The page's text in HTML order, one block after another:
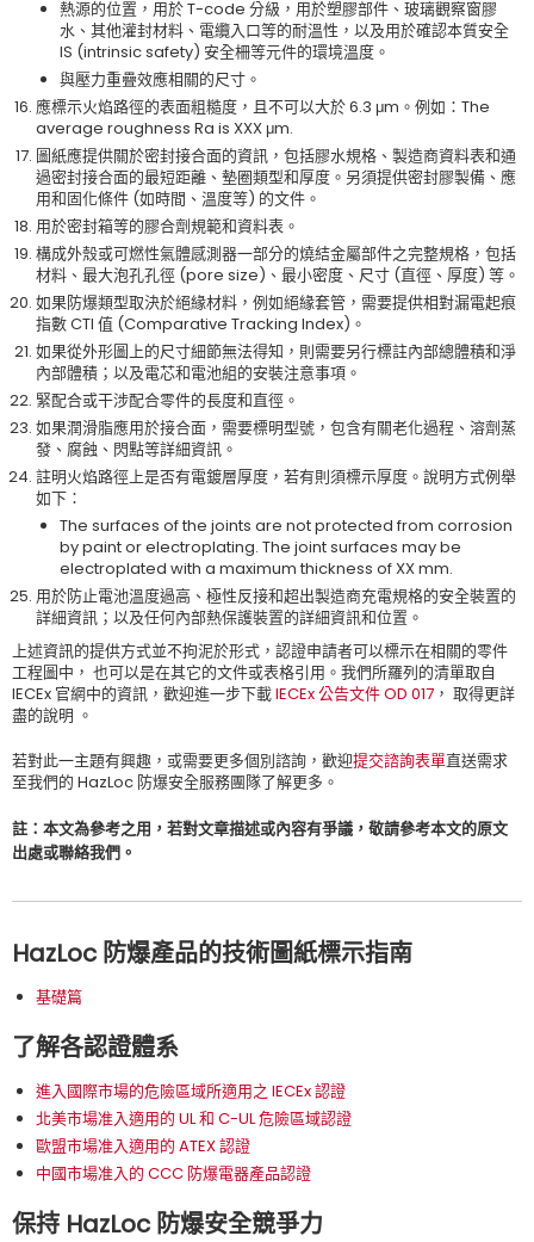
熱源的位置，用於 T-code 分級，用於塑膠部件、玻璃觀察窗膠
水、其他灌封材料、電纜入口等的耐溫性，以及用於確認本質安全
IS (intrinsic safety) 安全柵等元件的環境溫度。
與壓力重疊效應相關的尺寸。
應標示火焰路徑的表面粗糙度，且不可以大於 6.3 μm。例如：The
average roughness Ra is XXX μm.
圖紙應提供關於密封接合面的資訊，包括膠水規格、製造商資料表和通
過密封接合面的最短距離、墊圈類型和厚度。另須提供密封膠製備、應
用和固化條件 (如時間、溫度等) 的文件。
用於密封箱等的膠合劑規範和資料表。
構成外殼或可燃性氣體感測器一部分的燒結金屬部件之完整規格，包括
材料、最大泡孔孔徑 (pore size)、最小密度、尺寸 (直徑、厚度) 等。
如果防爆類型取決於絕緣材料，例如絕緣套管，需要提供相對漏電起痕
指數 CTI 值 (Comparative Tracking Index)。
如果從外形圖上的尺寸細節無法得知，則需要另行標註內部總體積和淨
內部體積；以及電芯和電池組的安裝注意事項。
緊配合或干涉配合零件的長度和直徑。
如果潤滑脂應用於接合面，需要標明型號，包含有關老化過程、溶劑蒸
發、腐蝕、閃點等詳細資訊。
註明火焰路徑上是否有電鍍層厚度，若有則須標示厚度。說明方式例舉
如下：
The surfaces of the joints are not protected from corrosion
by paint or electroplating. The joint surfaces may be
electroplated with a maximum thickness of XX mm.
用於防止電池溫度過高、極性反接和超出製造商充電規格的安全裝置的
詳細資訊；以及任何內部熱保護裝置的詳細資訊和位置。
上述資訊的提供方式並不拘泥於形式，認證申請者可以標示在相關的零件
工程圖中， 也可以是在其它的文件或表格引用。我們所羅列的清單取自
IECEx 官網中的資訊，歡迎進一步下載IECEx 公告文件 OD 017 ， 取得更詳
盡的說明 。
若對此一主題有興趣，或需要更多個別諮詢，歡迎提交諮詢表單直送需求
至我們的 HazLoc 防爆安全服務團隊了解更多。
註：本文為參考之用，若對文章描述或內容有爭議，敬請參考本文的原文
出處或聯絡我們。
HazLoc 防爆產品的技術圖紙標示指南
基礎篇
了解各認證體系
進入國際市場的危險區域所適用之 IECEx 認證
北美市場准入適用的 UL 和 C-UL 危險區域認證
歐盟市場准入適用的 ATEX 認證
中國市場准入的 CCC 防爆電器產品認證
保持 HazLoc 防爆安全競爭力